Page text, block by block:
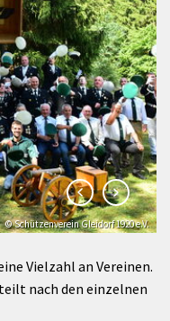
© Schützenverein Gleidorf 1920 e.V.
© Klaus-Peter Kappest
Vielzahl an Vereinen.
nach den einzelnen